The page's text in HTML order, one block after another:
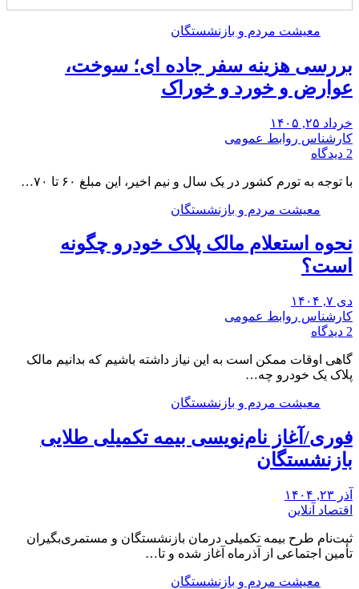
معیشت مردم و بازنشستگان
بررسی هزینه سفر جاده ای؛ سوخت،
عوارض و خورد و خوراک
خرداد ۲۵, ۱۴۰۵
کارشناس روابط عمومی
2 دیدگاه
با توجه به تورم کشور در یک سال و نیم اخیر، این مبلغ ۶۰ تا ۷۰…
معیشت مردم و بازنشستگان
نحوه استعلام مالک پلاک خودرو چگونه
است؟
دی ۷, ۱۴۰۴
کارشناس روابط عمومی
2 دیدگاه
گاهی اوقات ممکن است به این نیاز داشته باشیم که بدانیم مالک
پلاک یک خودرو چه…
معیشت مردم و بازنشستگان
فوری/آغاز نام‌نویسی بیمه تکمیلی طلایی
بازنشستگان
آذر ۲۳, ۱۴۰۴
اقتصاد آنلاین
ثبت‌نام طرح بیمه تکمیلی درمان بازنشستگان و مستمری‌بگیران
تأمین اجتماعی از آذرماه آغاز شده و تا…
معیشت مردم و بازنشستگان